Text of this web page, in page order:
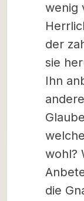
wenig
der
sie
Ihn
wohl?
die